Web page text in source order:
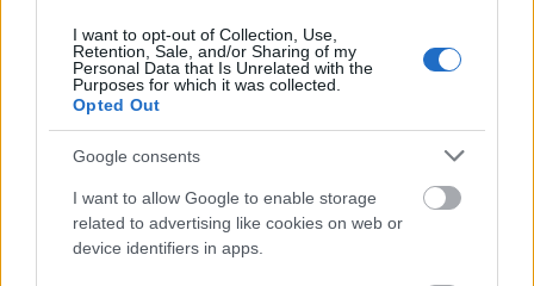
I want to opt-out of Collection, Use,
Retention, Sale, and/or Sharing of my
Personal Data that Is Unrelated with the
Purposes for which it was collected.
Opted Out
Google consents
I want to allow Google to enable storage
related to advertising like cookies on web or
device identifiers in apps.
Hitelfordulat 2026: elzárja a pénzcsapot az
állam